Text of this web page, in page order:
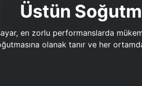
Üstün
en zorlu performanslarda
olanak tanır ve her